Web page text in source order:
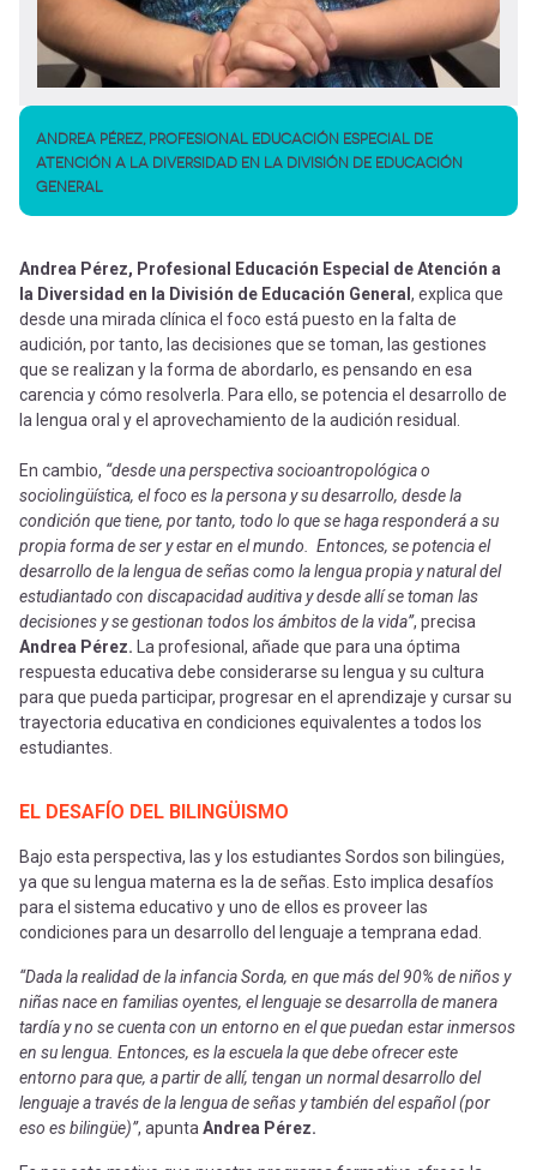
ANDREA PÉREZ, PROFESIONAL EDUCACIÓN ESPECIAL DE
ATENCIÓN A LA DIVERSIDAD EN LA DIVISIÓN DE EDUCACIÓN
GENERAL
Andrea Pérez, Profesional Educación Especial de Atención a
la Diversidad en la División de Educación General , explica que
desde una mirada clínica el foco está puesto en la falta de
audición, por tanto, las decisiones que se toman, las gestiones
que se realizan y la forma de abordarlo, es pensando en esa
carencia y cómo resolverla. Para ello, se potencia el desarrollo de
la lengua oral y el aprovechamiento de la audición residual.
En cambio, “desde una perspectiva socioantropológica o
sociolingüística, el foco es la persona y su desarrollo, desde la
condición que tiene, por tanto, todo lo que se haga responderá a su
propia forma de ser y estar en el mundo. Entonces, se potencia el
desarrollo de la lengua de señas como la lengua propia y natural del
estudiantado con discapacidad auditiva y desde allí se toman las
decisiones y se gestionan todos los ámbitos de la vida”, precisa
Andrea Pérez. La profesional, añade que para una óptima
respuesta educativa debe considerarse su lengua y su cultura
para que pueda participar, progresar en el aprendizaje y cursar su
trayectoria educativa en condiciones equivalentes a todos los
estudiantes.
EL DESAFÍO DEL BILINGÜISMO
Bajo esta perspectiva, las y los estudiantes Sordos son bilingües,
ya que su lengua materna es la de señas. Esto implica desafíos
para el sistema educativo y uno de ellos es proveer las
condiciones para un desarrollo del lenguaje a temprana edad.
“Dada la realidad de la infancia Sorda, en que más del 90% de niños y
niñas nace en familias oyentes, el lenguaje se desarrolla de manera
tardía y no se cuenta con un entorno en el que puedan estar inmersos
en su lengua. Entonces, es la escuela la que debe ofrecer este
entorno para que, a partir de allí, tengan un normal desarrollo del
lenguaje a través de la lengua de señas y también del español (por
eso es bilingüe)”, apunta Andrea Pérez.